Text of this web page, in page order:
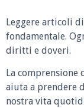
Leggere articoli
fondamentale.
diritti e doveri.
La
aiuta a prendere
nostra vita